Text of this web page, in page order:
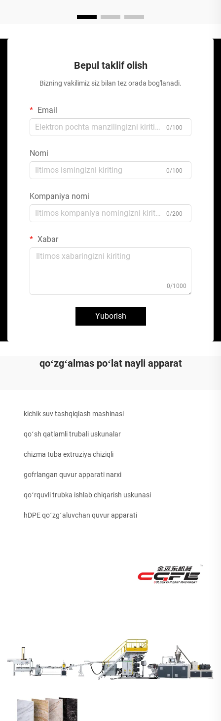
Bepul taklif olish
Bizning vakilimiz siz bilan tez orada bog'lanadi.
Email
0/100
Nomi
0/100
Kompaniya nomi
0/200
Xabar
0/1000
Yuborish
qoʻzgʻalmas poʻlat nayli apparat
kichik suv tashqiqlash mashinasi
qoʻsh qatlamli trubali uskunalar
chizma tuba extruziya chiziqli
gofrlangan quvur apparati narxi
qoʻrquvli trubka ishlab chiqarish uskunasi
hDPE qoʻzgʻaluvchan quvur apparati